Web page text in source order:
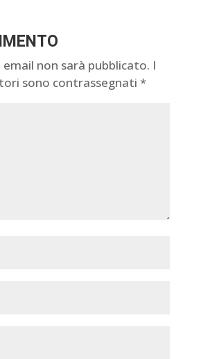
non sarà pubblicato. I
sono contrassegnati *